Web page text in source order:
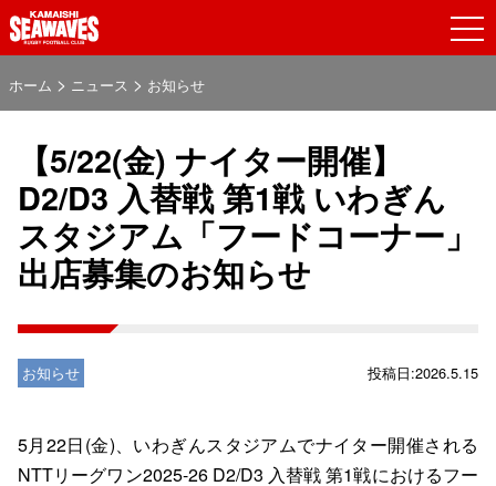
ホーム > ニュース > お知らせ
【5/22(金) ナイター開催】
D2/D3 入替戦 第1戦 いわぎん
スタジアム「フードコーナー」
出店募集のお知らせ
お知らせ 投稿日:2026.5.15
5月22日(金)、いわぎんスタジアムでナイター開催される
NTTリーグワン2025-26 D2/D3 入替戦 第1戦におけるフー